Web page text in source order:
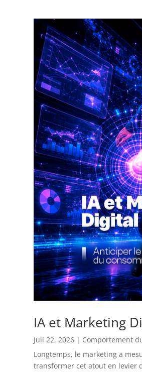
IA et Marketing
Juil 22, 2026 | Comportement
Longtemps, le marketing a
transformer cet atout en levier